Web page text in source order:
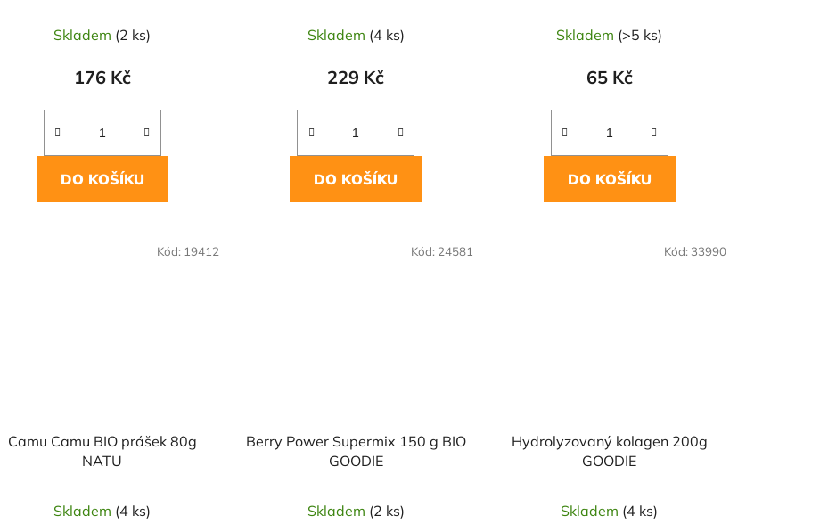
Skladem (2 ks)
176 Kč
DO KOŠÍKU
Skladem (4 ks)
229 Kč
DO KOŠÍKU
Skladem (>5 ks)
65 Kč
DO KOŠÍKU
Camu Camu BIO prášek 80g
NATU
Skladem (4 ks)
Kód: 19412
Berry Power Supermix 150 g BIO
GOODIE
Skladem (2 ks)
Kód: 24581
Hydrolyzovaný kolagen 200g
GOODIE
Skladem (4 ks)
Kód: 33990